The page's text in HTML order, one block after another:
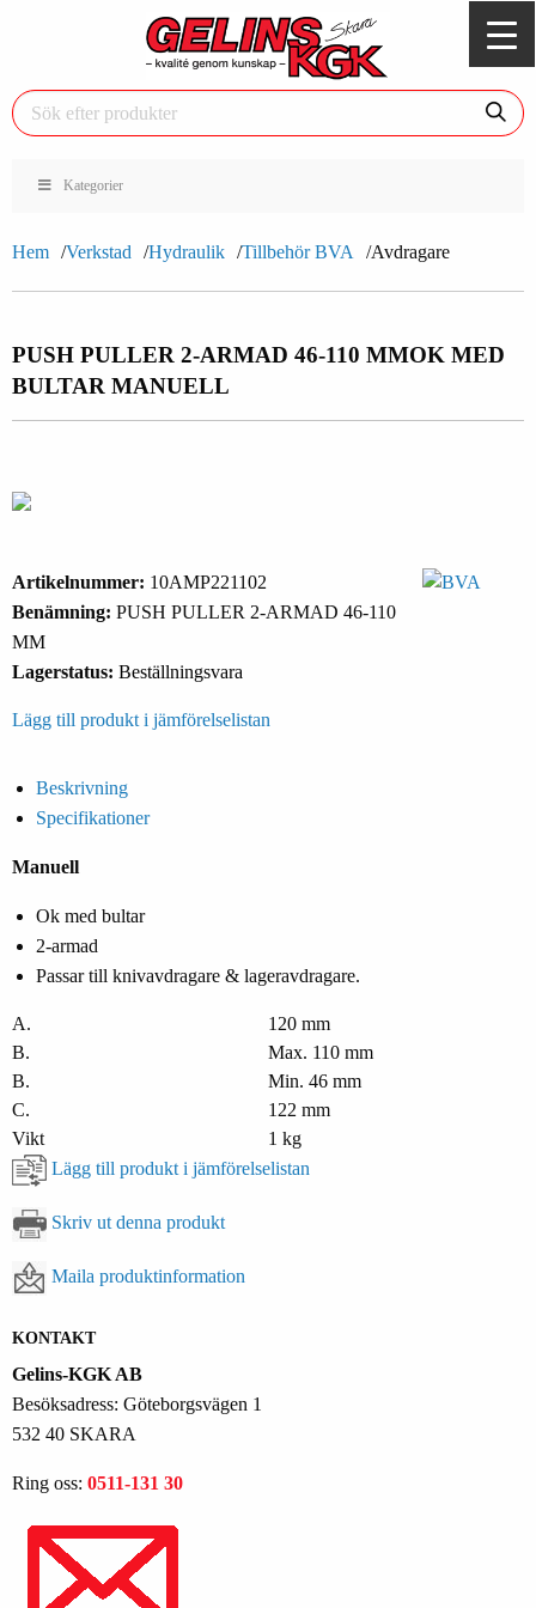
Kategorier
Hem Verkstad Hydraulik Tillbehör BVA Avdragare
PUSH PULLER 2-ARMAD 46-110 MMOK MED
BULTAR MANUELL
Artikelnummer: 10AMP221102
Benämning: PUSH PULLER 2-ARMAD 46-110
MM
Lagerstatus: Beställningsvara
Lägg till produkt i jämförelselistan
Beskrivning
Specifikationer
Manuell
Ok med bultar
2-armad
Passar till knivavdragare & lageravdragare.
A.
120 mm
B.
Max. 110 mm
B.
Min. 46 mm
C.
122 mm
Vikt
1 kg
Lägg till produkt i jämförelselistan
Skriv ut denna produkt
Maila produktinformation
KONTAKT
Gelins-KGK AB
Besöksadress: Göteborgsvägen 1
532 40 SKARA
Ring oss: 0511-131 30